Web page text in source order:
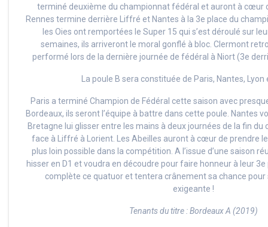
terminé deuxième du championnat fédéral et auront à cœur
Rennes termine derrière Liffré et Nantes à la 3e place du
les Oies ont remportées le Super 15 qui s’est déroulé sur
semaines, ils arriveront le moral gonflé à bloc. Clermont
performé lors de la dernière journée de fédéral à Niort (3e
La poule B sera constituée de Paris, Nantes, Lyon
Paris a terminé Champion de Fédéral cette saison avec
Bordeaux, ils seront l’équipe à battre dans cette poule. Nantes
Bretagne lui glisser entre les mains à deux journées de la fin
face à Liffré à Lorient. Les Abeilles auront à cœur de prendre
plus loin possible dans la compétition. A l’issue d’une saison
hisser en D1 et voudra en découdre pour faire honneur à leur
complète ce quatuor et tentera crânement sa chance
exigeante !
Tenants du titre : Bordeaux A (2019)